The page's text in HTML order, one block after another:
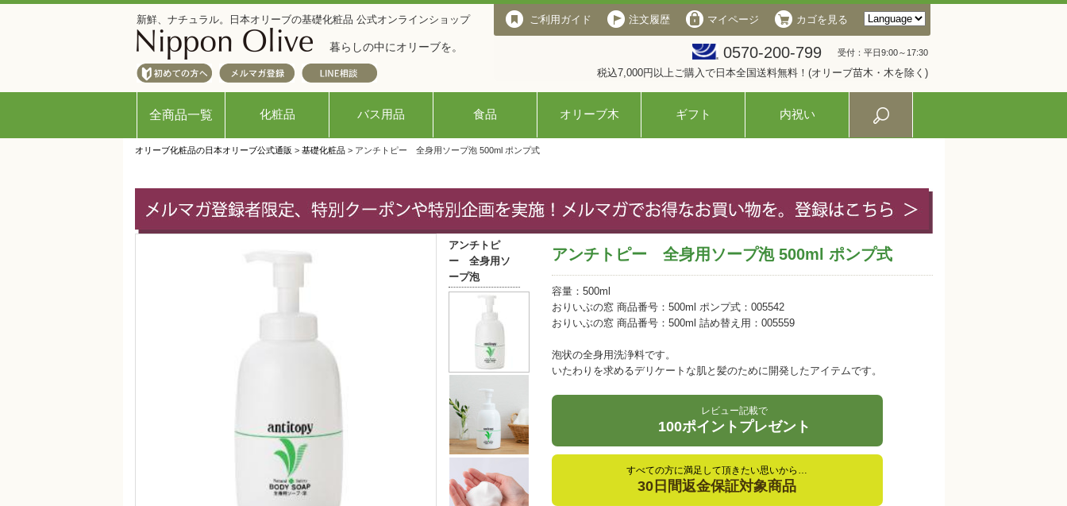
新鮮、ナチュラル。日本オリーブの基礎化粧品 公式オンラインショップ
暮らしの中にオリーブを。
ご利用ガイド 注文履歴 マイページ カゴを見る
0570-200-799 受付：平日9:00～17:30
税込7,000円以上ご購入で日本全国送料無料！(オリーブ苗木・木を除く)
全商品一覧 化粧品 バス用品 食品 オリーブ木 ギフト 内祝い
オリーブ化粧品の日本オリーブ公式通販 > 基礎化粧品> アンチトピー 全身用ソープ泡 500ml ポンプ式
アンチトピー 全身用ソープ泡 500ml ポンプ式
容量：500ml
おりいぶの窓 商品番号：500ml ポンプ式：005542
おりいぶの窓 商品番号：500ml 詰め替え用：005559
泡状の全身用洗浄料です。
いたわりを求めるデリケートな肌と髪のために開発したアイテムです。
レビュー記載で
100ポイントプレゼント
すべての方に満足して頂きたい思いから…
30日間返金保証対象商品
アンチトピ
ー 全身用ソ
ープ泡